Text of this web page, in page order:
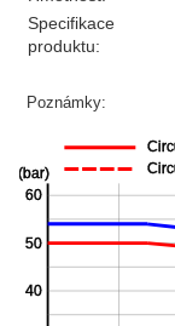
Specifikace
produktu:
Poznámky: